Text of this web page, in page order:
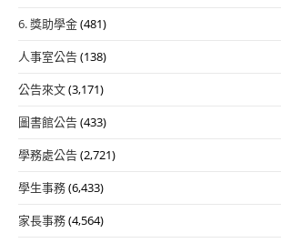
6. 獎助學金(481)
人事室公告(138)
公告來文(3,171)
圖書館公告(433)
學務處公告(2,721)
學生事務(6,433)
家長事務(4,564)